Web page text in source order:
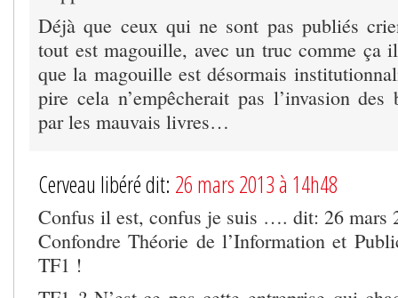
Déjà que ceux qui ne sont pas publiés
tout est magouille, avec un truc comme ça
que la magouille est désormais
pire cela n’empêcherait pas l’invasion
par les mauvais livres…
Cerveau libéré dit: 26 mars 2013 à 14h48
Confus il est, confus je suis …. dit: 26 mars
Confondre Théorie de l’Information et
TF1 !